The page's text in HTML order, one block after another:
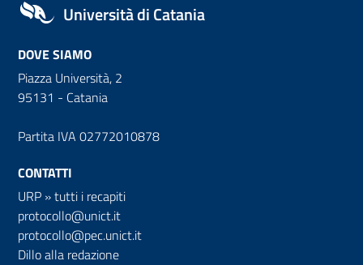
Università di Catania
DOVE SIAMO
Piazza Università, 2
95131 - Catania
Partita IVA 02772010878
CONTATTI
URP »tutti i recapiti
protocollo@unict.it
protocollo@pec.unict.it
Dillo alla redazione